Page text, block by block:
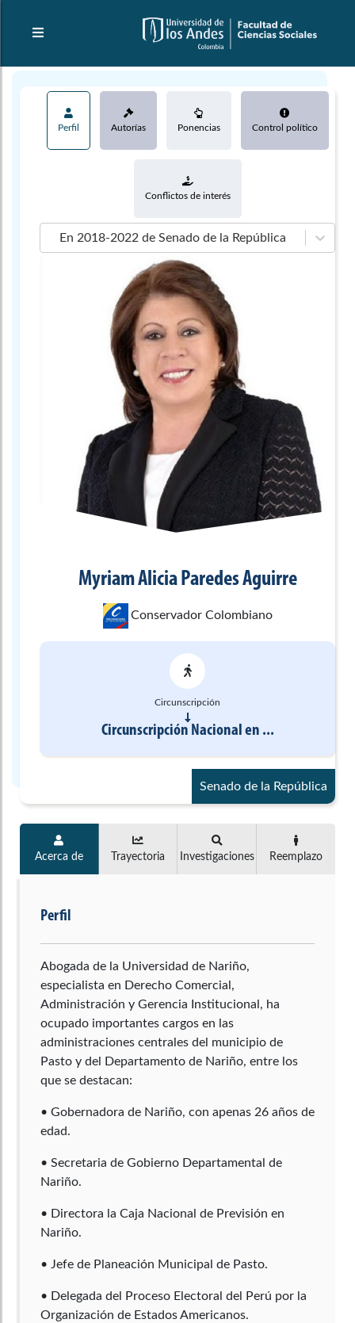
Perfil Autorías Ponencias Control político
Conflictos de interés
En 2018-2022 de Senado de la República
Myriam Alicia Paredes Aguirre
Conservador Colombiano
Circunscripción
Circunscripción Nacional en ...
Senado de la República
Acerca de Trayectoria Investigaciones Reemplazo
Perfil
Abogada de la Universidad de Nariño,
especialista en Derecho Comercial,
Administración y Gerencia Institucional, ha
ocupado importantes cargos en las
administraciones centrales del municipio de
Pasto y del Departamento de Nariño, entre los
que se destacan:
• Gobernadora de Nariño, con apenas 26 años de
edad.
• Secretaria de Gobierno Departamental de
Nariño.
• Directora la Caja Nacional de Previsión en
Nariño.
• Jefe de Planeación Municipal de Pasto.
• Delegada del Proceso Electoral del Perú por la
Organización de Estados Americanos.